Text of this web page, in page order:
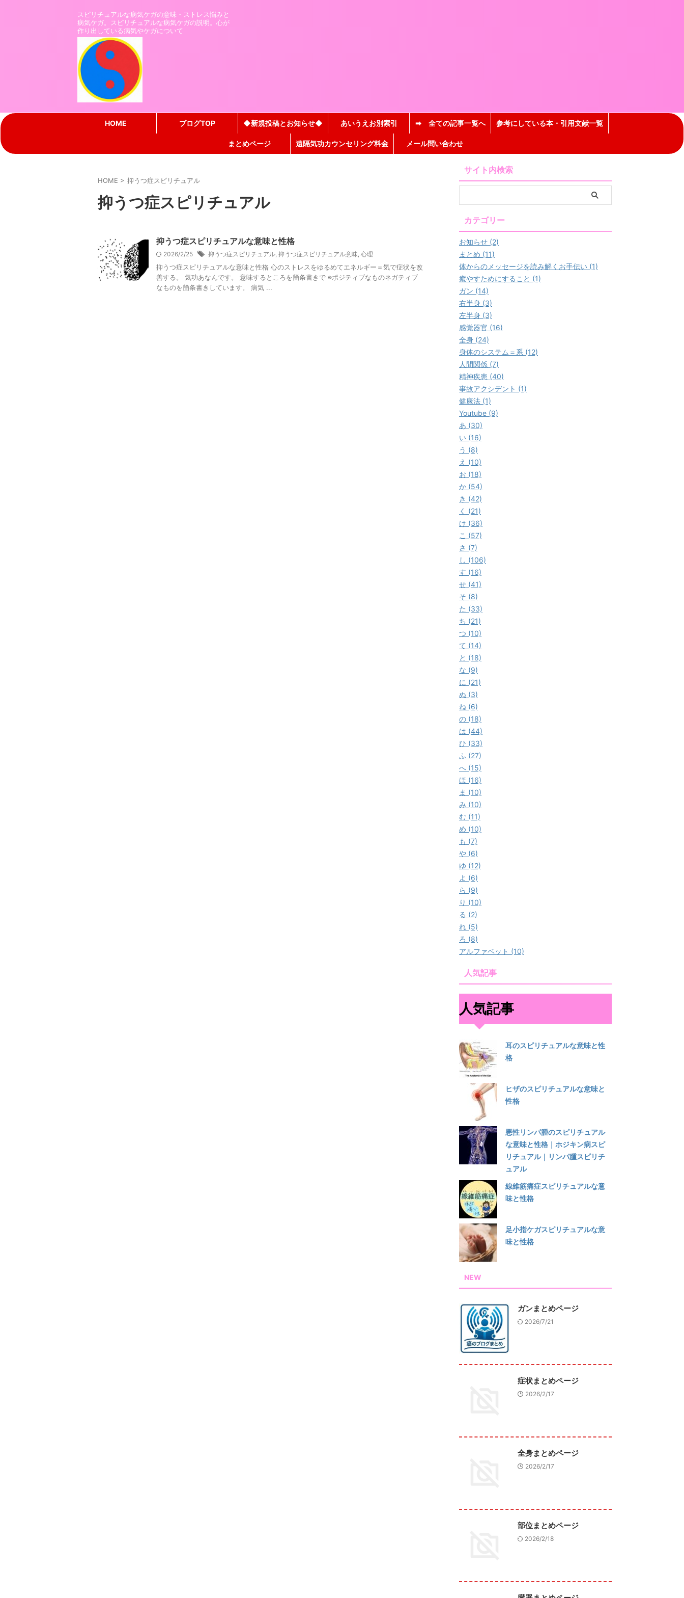
スピリチュアルな病気ケガの意味・ストレス悩みと
病気ケガ。スピリチュアルな病気ケガの説明。心が
作り出している病気やケガについて
HOME ブログTOP ◆新規投稿とお知らせ◆ あいうえお別索引 ➡ 全ての記事一覧へ 参考にしている本・引用文献一覧
まとめページ 遠隔気功カウンセリング料金 メール問い合わせ
HOME > 抑うつ症スピリチュアル
抑うつ症スピリチュアル
抑うつ症スピリチュアルな意味と性格
2026/2/25 抑うつ症スピリチュアル, 抑うつ症スピリチュアル意味, 心理
抑うつ症スピリチュアルな意味と性格 心のストレスをゆるめてエネルギー＝気で症状を改
善する。 気功あなんです。 意味するところを箇条書きで ※ポジティブなものネガティブ
なものを箇条書きしています。 病気 ...
サイト内検索
カテゴリー
お知らせ (2)
まとめ (11)
体からのメッセージを読み解くお手伝い (1)
癒やすためにすること (1)
ガン (14)
右半身 (3)
左半身 (3)
感覚器官 (16)
全身 (24)
身体のシステム＝系 (12)
人間関係 (7)
精神疾患 (40)
事故アクシデント (1)
健康法 (1)
Youtube (9)
あ (30)
い (16)
う (8)
え (10)
お (18)
か (54)
き (42)
く (21)
け (36)
こ (57)
さ (7)
し (106)
す (16)
せ (41)
そ (8)
た (33)
ち (21)
つ (10)
て (14)
と (18)
な (9)
に (21)
ぬ (3)
ね (6)
の (18)
は (44)
ひ (33)
ふ (27)
へ (15)
ほ (16)
ま (10)
み (10)
む (11)
め (10)
も (7)
や (6)
ゆ (12)
よ (6)
ら (9)
り (10)
る (2)
れ (5)
ろ (8)
アルファベット (10)
人気記事
人気記事
耳のスピリチュアルな意味と性
格
ヒザのスピリチュアルな意味と
性格
悪性リンパ腫のスピリチュアル
な意味と性格｜ホジキン病スピ
リチュアル｜リンパ腫スピリチ
ュアル
線維筋痛症スピリチュアルな意
味と性格
足小指ケガスピリチュアルな意
味と性格
NEW
ガンまとめページ
2026/7/21
症状まとめページ
2026/2/17
全身まとめページ
2026/2/17
部位まとめページ
2026/2/18